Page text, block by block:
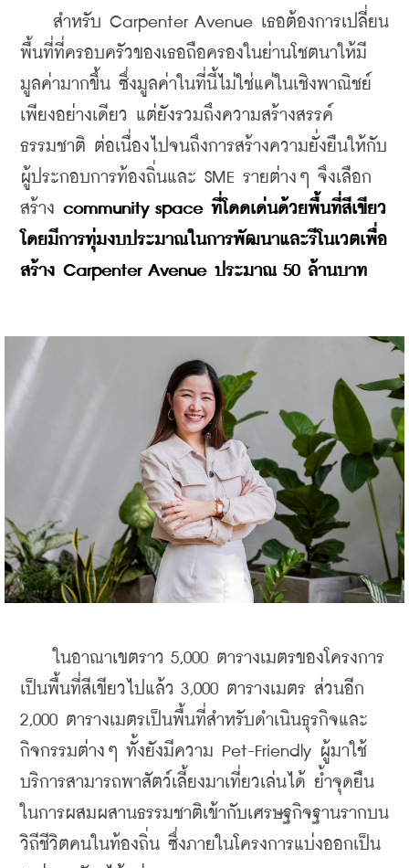
สำหรับ Carpenter Avenue เธอต้องการเปลี่ยน
พื้นที่ที่ครอบครัวของเธอถือครองในย่านโชตนาให้มี
มูลค่ามากขึ้น ซึ่งมูลค่าในที่นี้ไม่ใช่แค่ในเชิงพาณิชย์
เพียงอย่างเดียว แต่ยังรวมถึงความสร้างสรรค์
ธรรมชาติ ต่อเนื่องไปจนถึงการสร้างความยั่งยืนให้กับ
ผู้ประกอบการท้องถิ่นและ SME รายต่างๆ จึงเลือก
สร้าง community space ที่โดดเด่นด้วยพื้นที่สีเขียว
โดยมีการทุ่มงบประมาณในการพัฒนาและรีโนเวตเพื่อ
สร้าง Carpenter Avenue ประมาณ 50 ล้านบาท
ในอาณาเขตราว 5,000 ตารางเมตรของโครงการ
เป็นพื้นที่สีเขียวไปแล้ว 3,000 ตารางเมตร ส่วนอีก
2,000 ตารางเมตรเป็นพื้นที่สำหรับดำเนินธุรกิจและ
กิจกรรมต่างๆ ทั้งยังมีความ Pet-Friendly ผู้มาใช้
บริการสามารถพาสัตว์เลี้ยงมาเที่ยวเล่นได้ ย้ำจุดยืน
ในการผสมผสานธรรมชาติเข้ากับเศรษฐกิจฐานรากบน
วิถีชีวิตคนในท้องถิ่น ซึ่งภายในโครงการแบ่งออกเป็น